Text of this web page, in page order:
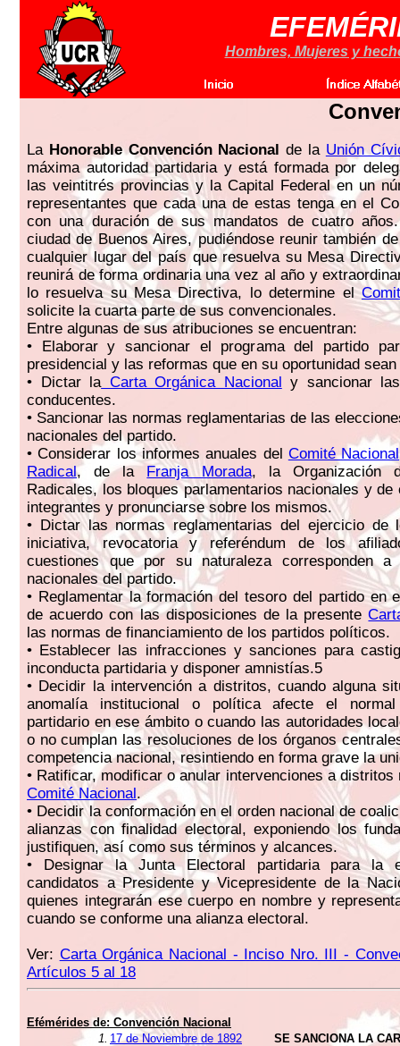
Hombres, Mujeres y
La Honorable Convención Nacional de la Unión
máxima autoridad partidaria y está formada por
las veintitrés provincias y la Capital Federal en un
representantes que cada una de estas tenga en el
con una duración de sus mandatos de cuatro
ciudad de Buenos Aires, pudiéndose reunir también
cualquier lugar del país que resuelva su Mesa
reunirá de forma ordinaria una vez al año y
lo resuelva su Mesa Directiva, lo determine el
solicite la cuarta parte de sus convencionales.
Entre algunas de sus atribuciones se encuentran:
• Elaborar y sancionar el programa del partido
presidencial y las reformas que en su oportunidad
• Dictar laCarta Orgánica Nacional y sancionar
conducentes.
• Sancionar las normas reglamentarias de las
nacionales del partido.
• Considerar los informes anuales del Comité Nacional
Radical, de la Franja Morada, la Organización
Radicales, los bloques parlamentarios nacionales y de
integrantes y pronunciarse sobre los mismos.
• Dictar las normas reglamentarias del ejercicio de
iniciativa, revocatoria y referéndum de los
cuestiones que por su naturaleza corresponden a
nacionales del partido.
• Reglamentar la formación del tesoro del partido en
de acuerdo con las disposiciones de la presente
las normas de financiamiento de los partidos políticos.
• Establecer las infracciones y sanciones para
inconducta partidaria y disponer amnistías.5
• Decidir la intervención a distritos, cuando alguna
anomalía institucional o política afecte el normal
partidario en ese ámbito o cuando las autoridades
o no cumplan las resoluciones de los órganos
competencia nacional, resintiendo en forma grave la
• Ratificar, modificar o anular intervenciones a distritos
Comité Nacional.
• Decidir la conformación en el orden nacional de
alianzas con finalidad electoral, exponiendo los
justifiquen, así como sus términos y alcances.
• Designar la Junta Electoral partidaria para la
candidatos a Presidente y Vicepresidente de la
quienes integrarán ese cuerpo en nombre y
cuando se conforme una alianza electoral.
Ver: Carta Orgánica Nacional - Inciso Nro. III -
Artículos 5 al 18
Efémérides de: Convención Nacional
1. 17 de Noviembre de 1892
SE SANCIONA LA